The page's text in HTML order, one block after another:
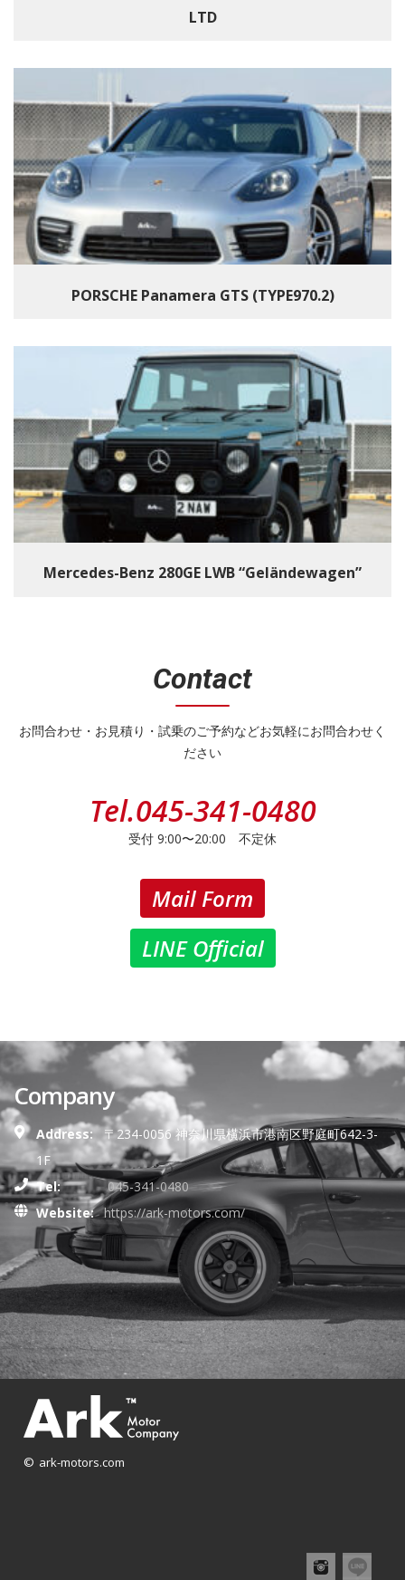
LTD
PORSCHE Panamera GTS (TYPE970.2)
Mercedes-Benz 280GE LWB “Geländewagen”
Contact
お問合わせ・お見積り・試乗のご予約などお気軽にお問合わせく
ださい
Tel.045-341-0480
受付 9:00〜20:00 不定休
Mail Form
LINE Official
Company
Address:
〒234-0056 神奈川県横浜市港南区野庭町642-3-
1F
Tel:
045-341-0480
Website: https://ark-motors.com/
© ark-motors.com